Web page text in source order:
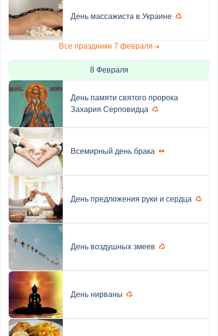
День массажиста в Украине
Все праздники 7 февраля ➜
8 Февраля
День памяти святого пророка
Захария Серповидца
Всемирный день брака
День предложения руки и сердца
День воздушных змеев
День нирваны